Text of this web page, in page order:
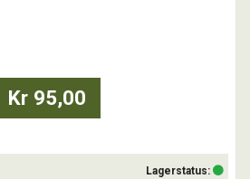
Kr 95,00
Lagerstatus: